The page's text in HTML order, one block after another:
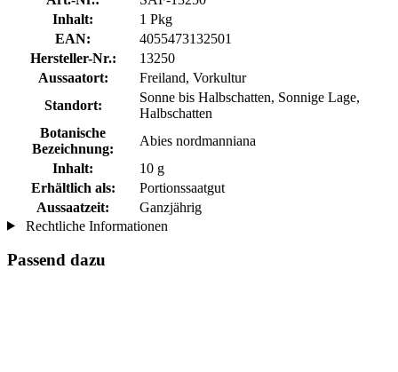
Inhalt:
1 Pkg
EAN:
4055473132501
Hersteller-Nr.:
13250
Aussaatort:
Freiland, Vorkultur
Standort:
Sonne bis Halbschatten, Sonnige Lage,
Halbschatten
Botanische
Bezeichnung:
Abies nordmanniana
Inhalt:
10 g
Erhältlich als:
Portionssaatgut
Aussaatzeit:
Ganzjährig
Rechtliche Informationen
Passend dazu